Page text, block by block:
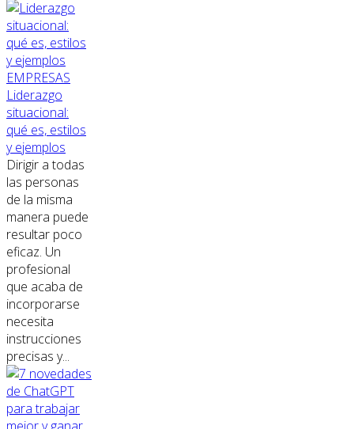
EMPRESAS
Liderazgo
situacional:
qué es, estilos
y ejemplos
Dirigir a todas
las personas
de la misma
manera puede
resultar poco
eficaz. Un
profesional
que acaba de
incorporarse
necesita
instrucciones
precisas y...